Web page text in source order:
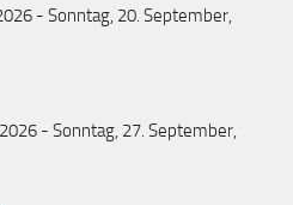
- Sonntag, 20. September,
- Sonntag, 27. September,